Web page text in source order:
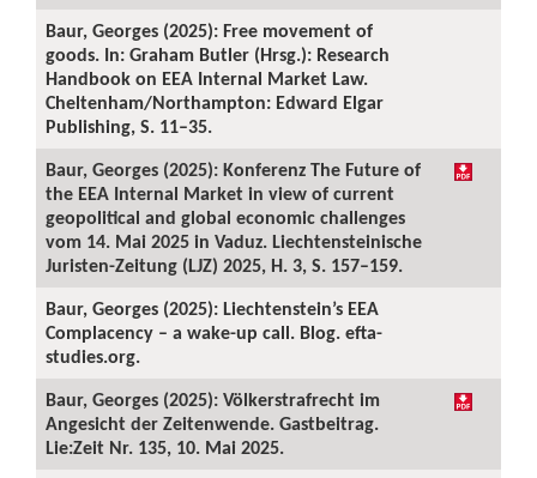
Baur, Georges (2025): Free movement of
goods. In: Graham Butler (Hrsg.): Research
Handbook on EEA Internal Market Law.
Cheltenham/Northampton: Edward Elgar
Publishing, S. 11–35.
Baur, Georges (2025): Konferenz The Future of
the EEA Internal Market in view of current
geopolitical and global economic challenges
vom 14. Mai 2025 in Vaduz. Liechtensteinische
Juristen-Zeitung (LJZ) 2025, H. 3, S. 157–159.
Baur, Georges (2025): Liechtenstein’s EEA
Complacency – a wake-up call. Blog. efta-
studies.org.
Baur, Georges (2025): Völkerstrafrecht im
Angesicht der Zeitenwende. Gastbeitrag.
Lie:Zeit Nr. 135, 10. Mai 2025.